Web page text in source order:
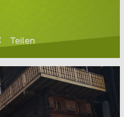
Teilen